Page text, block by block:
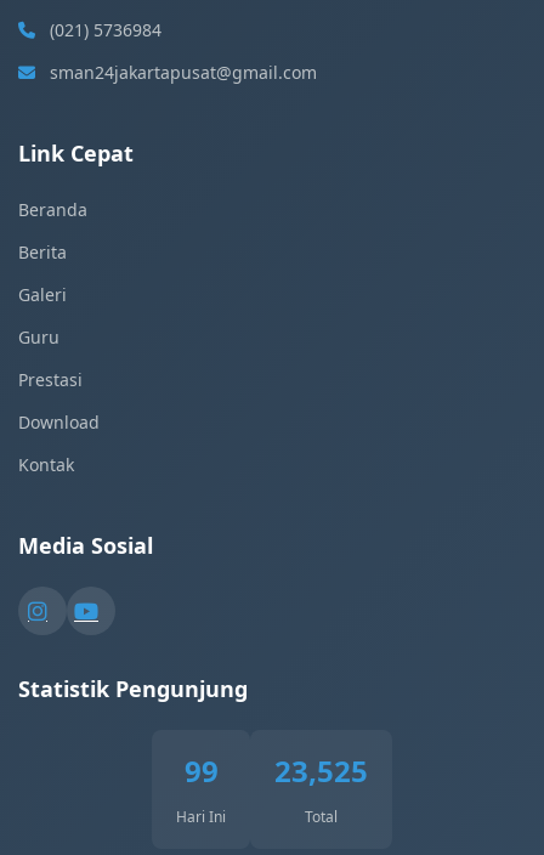
(021) 5736984
sman24jakartapusat@gmail.com
Link Cepat
Beranda
Berita
Galeri
Guru
Prestasi
Download
Kontak
Media Sosial
Statistik Pengunjung
99
Hari Ini
23,525
Total